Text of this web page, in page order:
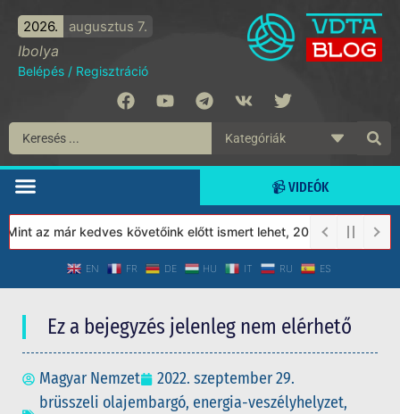
2026. augusztus 7.
Ibolya
Belépés / Regisztráció
📹 VIDEÓK
az már kedves követőink előtt ismert lehet, 2023-tól a Védett
EN FR DE HU IT RU ES
Ez a bejegyzés jelenleg nem elérhető
Magyar Nemzet
2022. szeptember 29.
brüsszeli olajembargó, energia-veszélyhelyzet,